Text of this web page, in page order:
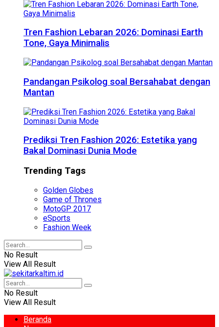
Tren Fashion Lebaran 2026: Dominasi Earth
Tone, Gaya Minimalis
Pandangan Psikolog soal Bersahabat dengan
Mantan
Prediksi Tren Fashion 2026: Estetika yang
Bakal Dominasi Dunia Mode
Trending Tags
Golden Globes
Game of Thrones
MotoGP 2017
eSports
Fashion Week
No Result
View All Result
No Result
View All Result
Beranda